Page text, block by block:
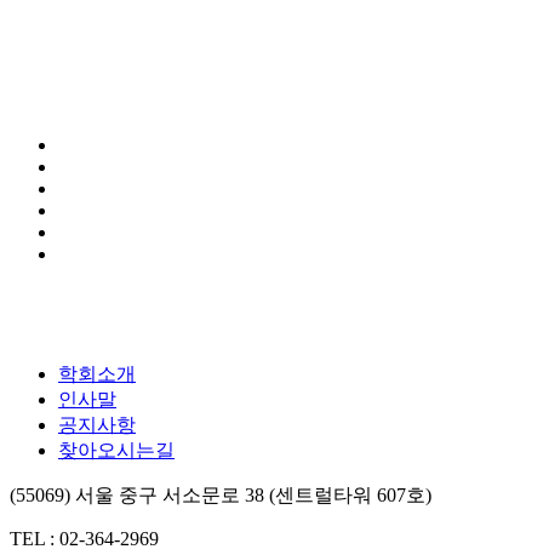
학회소개
인사말
공지사항
찾아오시는길
(55069) 서울 중구 서소문로 38 (센트럴타워 607호)
TEL : 02-364-2969